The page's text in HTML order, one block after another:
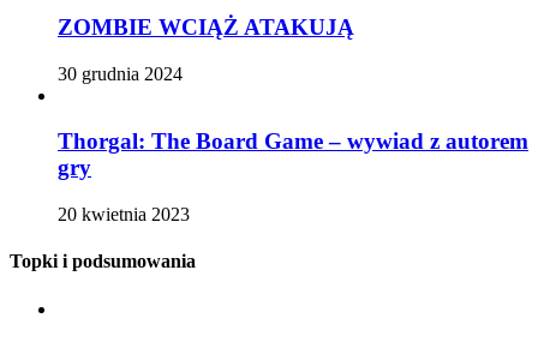
ZOMBIE WCIĄŻ ATAKUJĄ
30 grudnia 2024
Thorgal: The Board Game – wywiad z autorem
gry
20 kwietnia 2023
Topki i podsumowania